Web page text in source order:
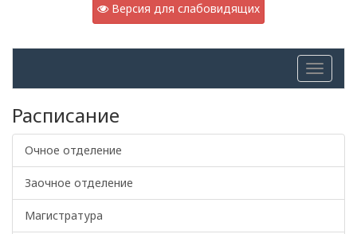
Версия для слабовидящих
Расписание
Очное отделение
Заочное отделение
Магистратура